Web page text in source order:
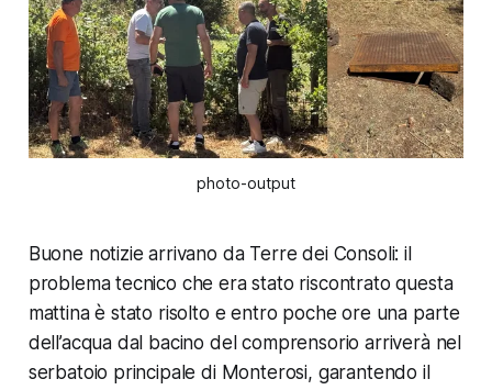
photo-output
Buone notizie arrivano da Terre dei Consoli: il
problema tecnico che era stato riscontrato questa
mattina è stato risolto e entro poche ore una parte
dell’acqua dal bacino del comprensorio arriverà nel
serbatoio principale di Monterosi, garantendo il